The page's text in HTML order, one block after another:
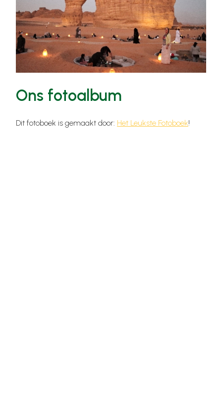
Ons fotoalbum
Dit fotoboek is gemaakt door: Het Leukste Fotoboek!